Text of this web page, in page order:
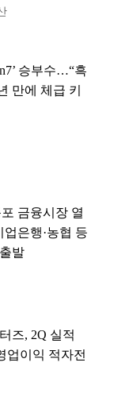
승부수…“흑
만에 체급 키
금융시장 열
은행·농협 등
발
즈, 2Q 실적
업이익 적자전